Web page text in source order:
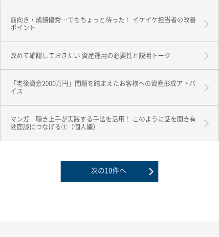
前向き・成績優秀…でもちょっと待った！ イケイケ担当者の改善
ポイント
改めて確認しておきたい 資産運用の必要性と説明トーク
「老後資金2000万円」問題を踏まえたお客様への資産形成アドバ
イス
マンガ 聴き上手が実践する手法を活用！ このように話を聞き有
効面談につなげる①（個人編）